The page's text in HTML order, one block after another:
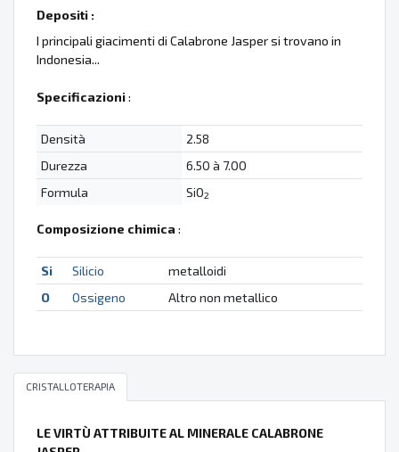
Depositi :
I principali giacimenti di Calabrone Jasper si trovano in
Indonesia...
Specificazioni:
Densità
2.58
Durezza
6.50 à 7.00
Formula
SiO2
Composizione chimica :
Si Silicio
metalloidi
O
Ossigeno Altro non metallico
CRISTALLOTERAPIA
LE VIRTÙ ATTRIBUITE AL MINERALE CALABRONE